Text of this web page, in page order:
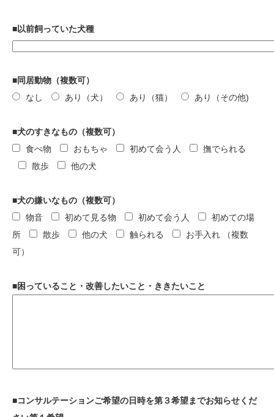
■以前飼っていた犬種
■同居動物（複数可）
なし
あり（犬） あり（猫） あり（その他)
■犬のすきなもの（複数可）
食べ物
おもちゃ 初めて会う人
撫でられる
散歩
他の犬
■犬の嫌いなもの（複数可）
物音
初めて見る物 初めて会う人
初めての場
所
散歩 他の犬 触られる お手入れ
（複数
可）
■困っていること・改善したいこと・ききたいこと
■コンサルテーションご希望の日時を第３希望までお知らせくだ